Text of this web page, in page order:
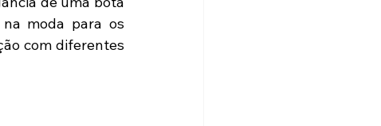
moda para os
com diferentes